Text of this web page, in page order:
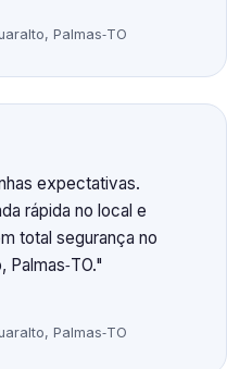
Palmas‑TO
expectativas.
rápida no local e
total segurança no
Palmas‑TO.
Palmas‑TO